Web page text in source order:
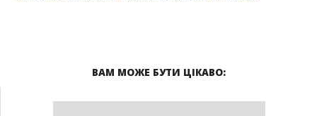
ВАМ МОЖЕ БУТИ ЦІКАВО: